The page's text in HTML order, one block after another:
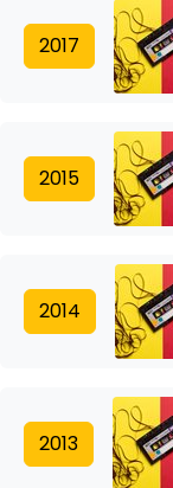
2017
2015
2014
2013